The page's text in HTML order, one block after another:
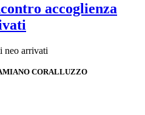
accoglienza
neo arrivati
CORALLUZZO